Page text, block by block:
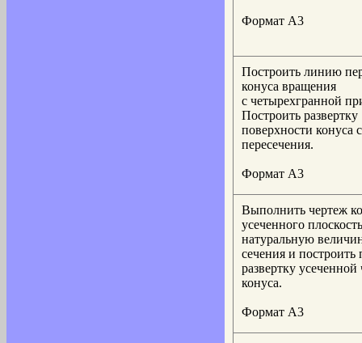
Формат А3
Построить линию
конуса вращения
с четырехгранной
Построить развертку
поверхности конуса
пересечения.
Формат А3
Выполнить чертеж
усеченного
натуральную
сечения и
развертку усеченной
конуса.
Формат А3